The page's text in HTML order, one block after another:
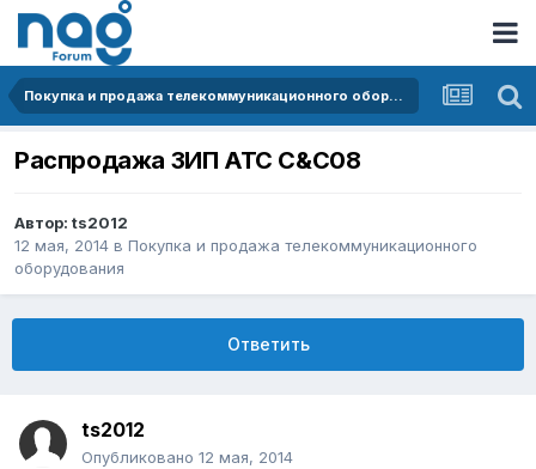
Покупка и продажа телекоммуникационного оборудования
Распродажа ЗИП АТС C&C08
Автор: ts2012
12 мая, 2014 в Покупка и продажа телекоммуникационного
оборудования
Ответить
ts2012
Опубликовано 12 мая, 2014